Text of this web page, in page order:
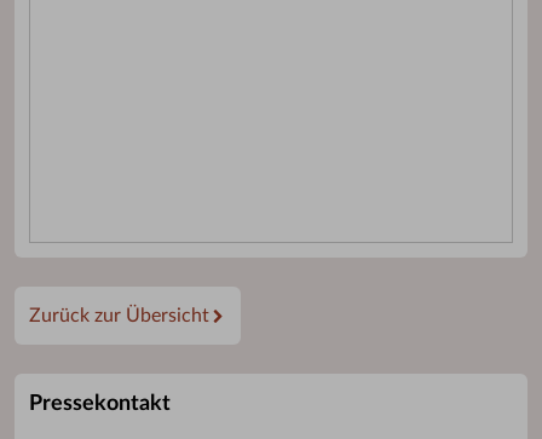
Zurück zur Übersicht
Pressekontakt